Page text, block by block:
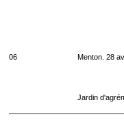
06 Menton. 28
Jardin